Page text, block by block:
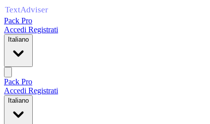
Pack Pro
Accedi Registrati
Italiano
Pack Pro
Accedi Registrati
Italiano